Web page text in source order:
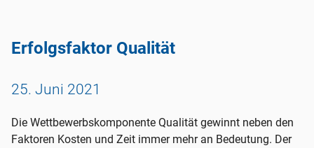
Erfolgsfaktor Qualität
25. Juni 2021
Die Wettbewerbskomponente Qualität gewinnt neben den
Faktoren Kosten und Zeit immer mehr an Bedeutung. Der